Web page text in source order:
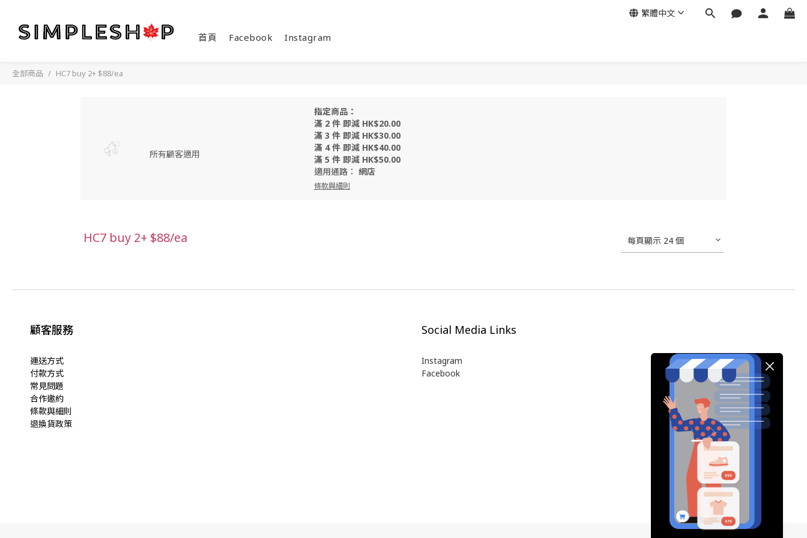
首頁 Facebook Instagram
繁體中文
全部商品 HC7 buy 2+ $88/ea
所有顧客適用
指定商品：
滿 2 件 即減 HK$20.00
滿 3 件 即減 HK$30.00
滿 4 件 即減 HK$40.00
滿 5 件 即減 HK$50.00
適用通路： 網店
條款與細則
HC7 buy 2+ $88/ea 每頁顯示 24 個
顧客服務
運送方式
付款方式
常見問題
合作邀約
條款與細則
退換貨政策
Social Media Links
Instagram
Facebook